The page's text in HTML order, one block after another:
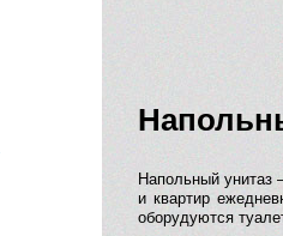
Напольный унитаз
и квартир
оборудуются